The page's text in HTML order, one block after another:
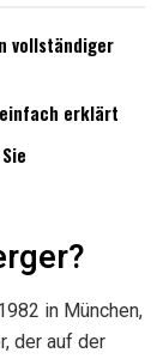
vollständiger
erklärt
in München,
der auf der